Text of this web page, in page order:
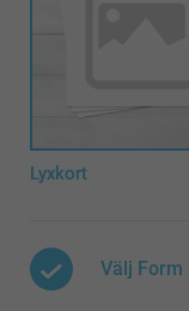
Lyxkort
Välj Form